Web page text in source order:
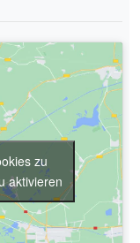
zu
aktivieren